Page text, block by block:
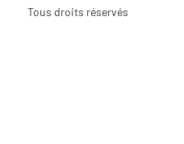
Tous droits réservés